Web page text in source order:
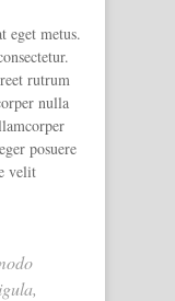
eget metus.
rutrum
nulla
posuere
velit